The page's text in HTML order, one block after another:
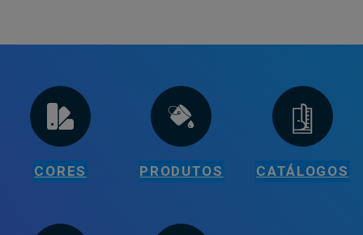
CORES PRODUTOS CATÁLOGOS